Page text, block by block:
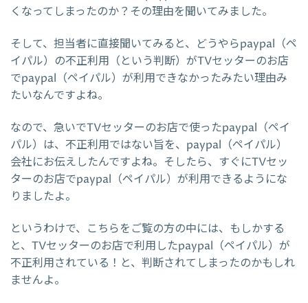
くなってしまったのか？その理由を聞いてみました。
そして、担当者に直接聞いてみると、どうやらpaypal（ペ
イパル）の不正利用（という判断）がTVセッターのお店
でpaypal（ペイパル）が利用できなかったみたい理由み
たいなんですよね。
なので、急いでTVセッターのお店で使ったpaypal（ペイ
パル）は、不正利用ではない旨を、paypal（ペイパル）
会社にお伝えしたんですよね。そしたら、すぐにTVセッ
ターのお店でpaypal（ペイパル）が利用できるようにな
りましたよ。
というわけで、こちらをご覧の方の中には、もしかする
と、TVセッターのお店で利用したpaypal（ペイパル）が
不正利用されている！と、判断されてしまったのかもしれ
ませんよ。